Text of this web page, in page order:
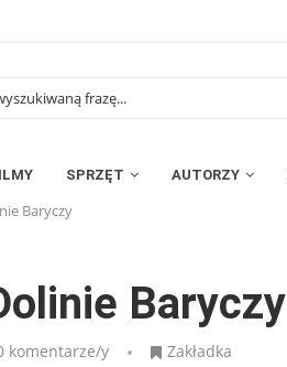
SPRZĘT AUTORZY
Baryczy
Baryczy
komentarze/y Zakładka